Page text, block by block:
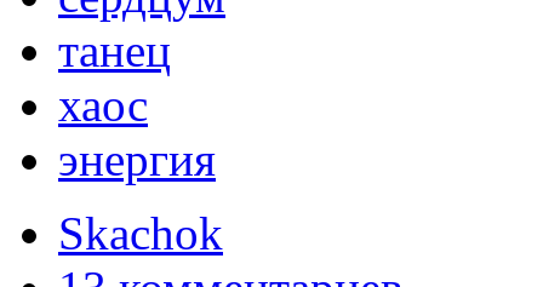
танец
хаос
энергия
Skachok